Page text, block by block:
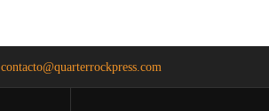
contacto@quarterrockpress.com